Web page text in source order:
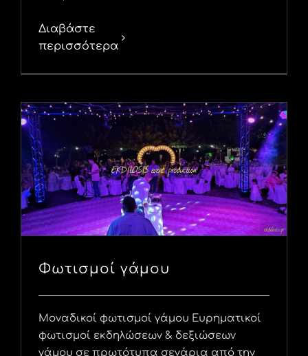
Διαβάστε
περισσότερα
Φωτισμοί γάμου
Μοναδικοί φωτισμοί γάμου Ευρηματικοί
φωτισμοί εκδηλώσεων & δεξιώσεων
γάμου σε πρωτότυπα σενάρια από την